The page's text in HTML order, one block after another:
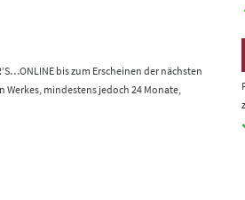
bis zum Erscheinen der nächsten
mindestens jedoch 24 Monate,